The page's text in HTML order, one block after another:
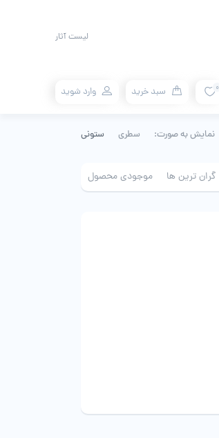
لیست آثار
0 سبد خرید وارد شوید
نمایش به صورت: سطری ستونی
گران ترین ها موجودی محصول